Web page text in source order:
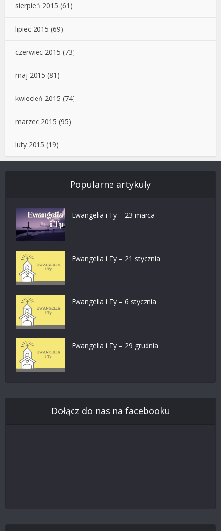
sierpień 2015 (61)
lipiec 2015 (69)
czerwiec 2015 (73)
maj 2015 (81)
kwiecień 2015 (74)
marzec 2015 (95)
luty 2015 (19)
Popularne artykuły
Ewangelia i Ty – 23 marca
Ewangelia i Ty – 21 stycznia
Ewangelia i Ty – 6 stycznia
Ewangelia i Ty – 29 grudnia
Dołącz do nas na facebooku